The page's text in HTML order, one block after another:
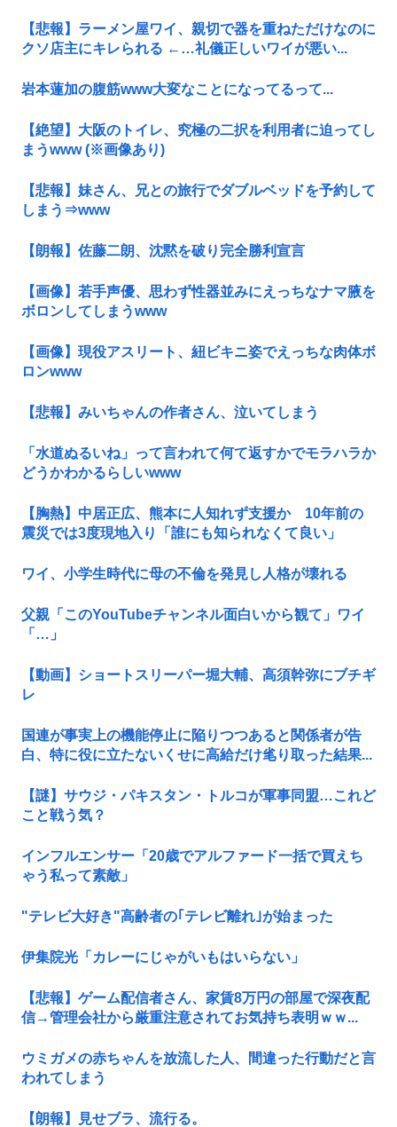
【悲報】ラーメン屋ワイ、親切で器を重ねただけなのに
クソ店主にキレられる ←…礼儀正しいワイが悪い...
岩本蓮加の腹筋www大変なことになってるって...
【絶望】大阪のトイレ、究極の二択を利用者に迫ってし
まうwww (※画像あり)
【悲報】妹さん、兄との旅行でダブルベッドを予約して
しまう⇒www
【朗報】佐藤二朗、沈黙を破り完全勝利宣言
【画像】若手声優、思わず性器並みにえっちなナマ腋を
ボロンしてしまうwww
【画像】現役アスリート、紐ビキニ姿でえっちな肉体ボ
ロンwww
【悲報】みいちゃんの作者さん、泣いてしまう
「水道ぬるいね」って言われて何て返すかでモラハラか
どうかわかるらしいwww
【胸熱】中居正広、熊本に人知れず支援か 10年前の
震災では3度現地入り「誰にも知られなくて良い」
ワイ、小学生時代に母の不倫を発見し人格が壊れる
父親「このYouTubeチャンネル面白いから観て」ワイ
「…」
【動画】ショートスリーパー堀大輔、高須幹弥にブチギ
レ
国連が事実上の機能停止に陥りつつあると関係者が告
白、特に役に立たないくせに高給だけ毟り取った結果...
【謎】サウジ・パキスタン・トルコが軍事同盟…これど
こと戦う気？
インフルエンサー「20歳でアルファード一括で買えち
ゃう私って素敵」
"テレビ大好き"高齢者の｢テレビ離れ｣が始まった
伊集院光「カレーにじゃがいもはいらない」
【悲報】ゲーム配信者さん、家賃8万円の部屋で深夜配
信→管理会社から厳重注意されてお気持ち表明ｗｗ...
ウミガメの赤ちゃんを放流した人、間違った行動だと言
われてしまう
【朗報】見せブラ、流行る。